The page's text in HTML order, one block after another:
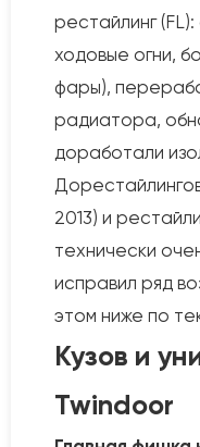
рестайлинг
ходовые огни,
фары),
радиатора,
доработали
2013) и
технически
исправил ряд
этом ниже по
Кузов и
Twindoor